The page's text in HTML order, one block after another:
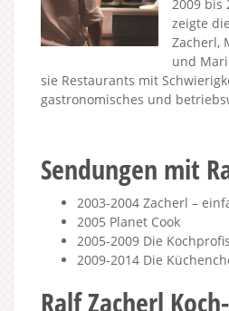
2009 bis
zeigte
Zacherl,
und
sie Restaurants mit
gastronomisches und
Sendungen mit
2003-2004 Zacherl –
2005 Planet Cook
2005-2009 Die Kochprofis
2009-2014 Die
Ralf Zacherl Koch-